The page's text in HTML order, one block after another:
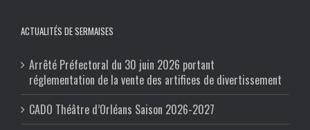
ACTUALITÉS DE SERMAISES
Arrêté Préfectoral du 30 juin 2026 portant
réglementation de la vente des artifices de divertissement
CADO Théâtre d’Orléans Saison 2026-2027